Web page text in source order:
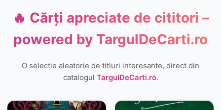
🔥 Cărți apreciate de cititori –
powered by TargulDeCarti.ro
O selecție aleatorie de titluri interesante, direct din
catalogul TargulDeCarti.ro.